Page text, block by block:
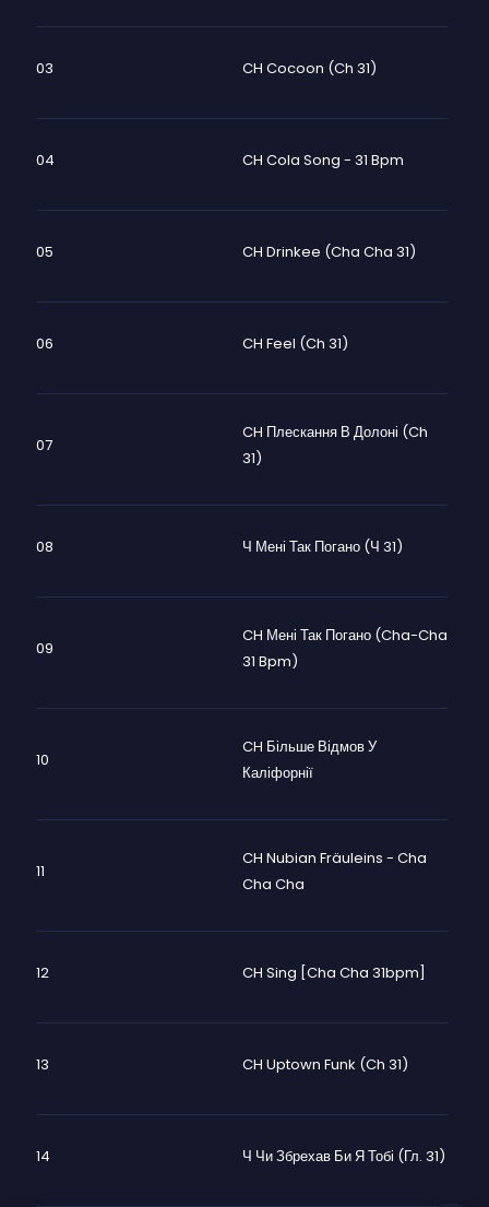
03 CH Cocoon (Ch 31)
04 CH Cola Song - 31 Bpm
05 CH Drinkee (Cha Cha 31)
06 CH Feel (Ch 31)
07
CH Плескання В Долоні (Ch
31)
08 Ч Мені Так Погано (Ч 31)
09
CH Мені Так Погано (cha-Cha
31 Bpm)
10
CH Більше Відмов У
Каліфорнії
11
CH Nubian Fräuleins - Cha
Cha Cha
12 CH Sing [Cha Cha 31bpm]
13 CH Uptown Funk (Ch 31)
14 Ч Чи Збрехав Би Я Тобі (гл. 31)